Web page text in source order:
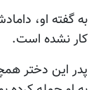
به گفته او،
کار نشده است.
پدر این دختر